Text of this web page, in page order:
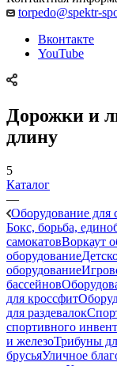
torpedo@spektr-
Вконтакте
YouTube
Дорожки и
длину
5
Каталог
—
Оборудование для
Бокс, борьба,
самокатовВоркаут
оборудование
оборудование
бассейнов
для кроссфит
для раздевалок
спортивного
и железоТрибуны
брусьяУличное